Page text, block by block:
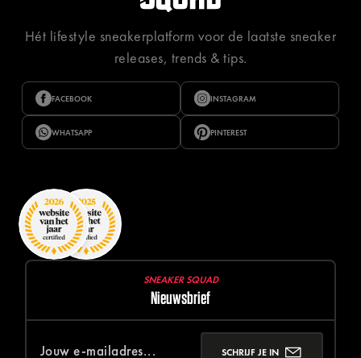
Hét lifestyle sneakerplatform voor de laatste sneaker
releases, trends & tips.
FACEBOOK INSTAGRAM
WHATSAPP PINTEREST
SNEAKER SQUAD
Nieuwsbrief
SCHRIJF JE IN